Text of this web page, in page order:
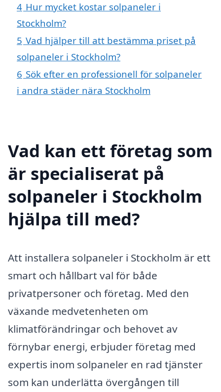
4 Hur mycket kostar solpaneler i
Stockholm?
5 Vad hjälper till att bestämma priset på
solpaneler i Stockholm?
6 Sök efter en professionell för solpaneler
i andra städer nära Stockholm
Vad kan ett företag som
är specialiserat på
solpaneler i Stockholm
hjälpa till med?
Att installera solpaneler i Stockholm är ett
smart och hållbart val för både
privatpersoner och företag. Med den
växande medvetenheten om
klimatförändringar och behovet av
förnybar energi, erbjuder företag med
expertis inom solpaneler en rad tjänster
som kan underlätta övergången till